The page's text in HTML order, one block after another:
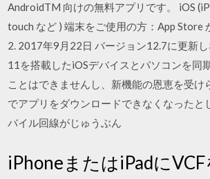
AndroidTM 向けの無料アプリです。 iOS
touch など ) 端末をご使用の方：App Store
2. 2017年9月22日 バージョン12.7に更新
11を搭載したiOSデバイスとパソコンを同
ことはできませんし、新機能の恩恵を受け
でアプリをダウンロードできなくなったと
バイル回線がじゅうぶん
iPhoneまたはiPadに